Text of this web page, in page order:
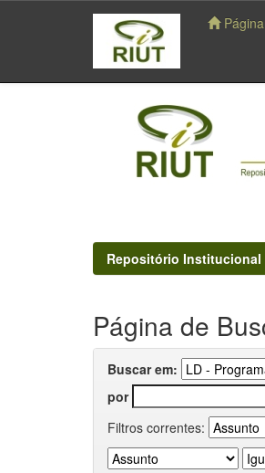
navigation
Repositório Institucional
Página de
Buscar em:
por
Filtros correntes: